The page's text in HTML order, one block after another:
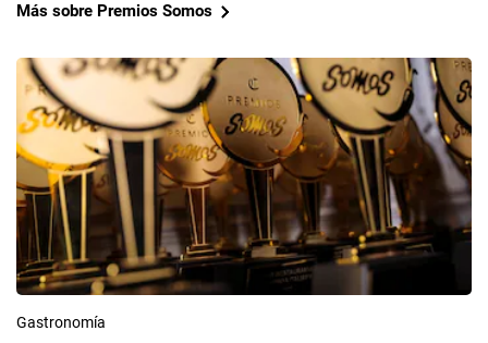
Más sobre Premios Somos
Gastronomía